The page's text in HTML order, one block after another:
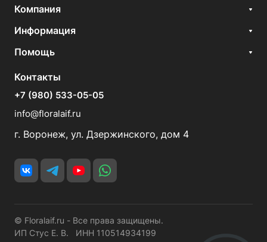
Компания
Информация
Помощь
Контакты
+7 (980) 533-05-05
info@floralaif.ru
г. Воронеж, ул. Дзержинского, дом 4
© Floralaif.ru - Все права защищены.
ИП Стус Е. В. ИНН 110514934199